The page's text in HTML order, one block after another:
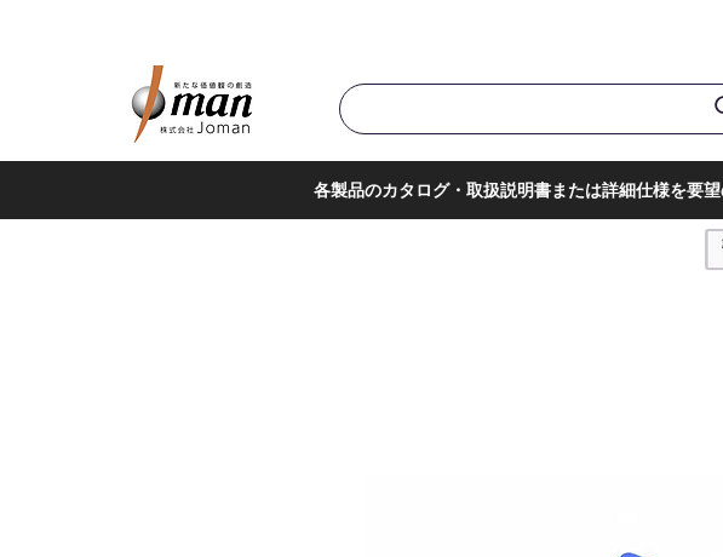
各製品のカタログ・取扱説明書または詳細仕様を要